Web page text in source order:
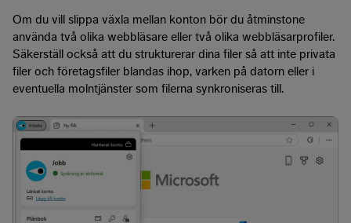
Om du vill slippa växla mellan konton bör du åtminstone
använda två olika webbläsare eller två olika webbläsarprofiler.
Säkerställ också att du strukturerar dina filer så att inte privata
filer och företagsfiler blandas ihop, varken på datorn eller i
eventuella molntjänster som filerna synkroniseras till.